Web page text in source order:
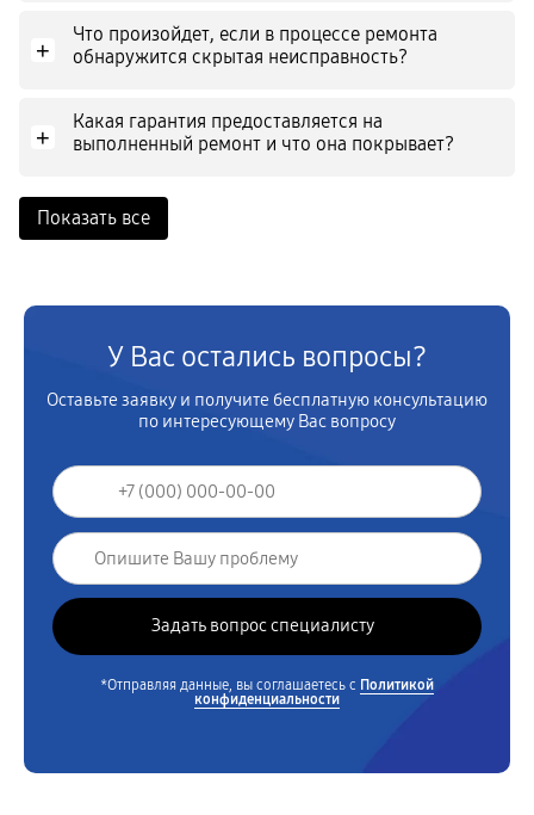
+
Что произойдет, если в процессе ремонта
обнаружится скрытая неисправность?
+
Какая гарантия предоставляется на
выполненный ремонт и что она покрывает?
Показать все
У Вас остались вопросы?
Оставьте заявку и получите бесплатную консультацию
по интересующему Вас вопросу
*Отправляя данные, вы соглашаетесь с Политикой
конфиденциальности